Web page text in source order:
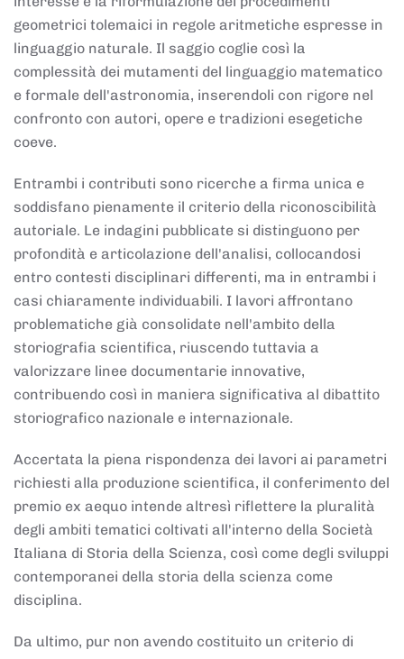
geometrici tolemaici in regole aritmetiche espresse in
linguaggio naturale. Il saggio coglie così la
complessità dei mutamenti del linguaggio matematico
e formale dell'astronomia, inserendoli con rigore nel
confronto con autori, opere e tradizioni esegetiche
coeve.
Entrambi i contributi sono ricerche a firma unica e
soddisfano pienamente il criterio della riconoscibilità
autoriale. Le indagini pubblicate si distinguono per
profondità e articolazione dell'analisi, collocandosi
entro contesti disciplinari differenti, ma in entrambi i
casi chiaramente individuabili. I lavori affrontano
problematiche già consolidate nell'ambito della
storiografia scientifica, riuscendo tuttavia a
valorizzare linee documentarie innovative,
contribuendo così in maniera significativa al dibattito
storiografico nazionale e internazionale.
Accertata la piena rispondenza dei lavori ai parametri
richiesti alla produzione scientifica, il conferimento del
premio ex aequo intende altresì riflettere la pluralità
degli ambiti tematici coltivati all'interno della Società
Italiana di Storia della Scienza, così come degli sviluppi
contemporanei della storia della scienza come
disciplina.
Da ultimo, pur non avendo costituito un criterio di